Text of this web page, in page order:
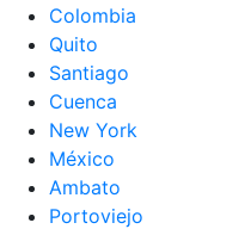
Colombia
Quito
Santiago
Cuenca
New York
México
Ambato
Portoviejo